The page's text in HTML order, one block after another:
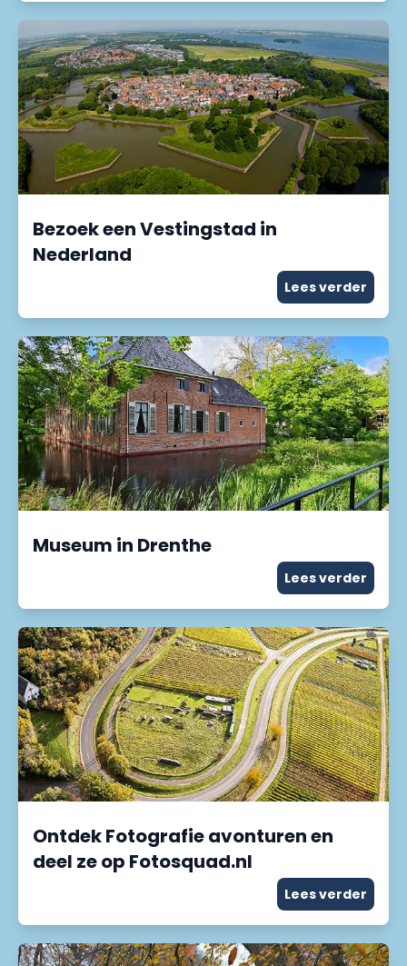
Bezoek een Vestingstad in
Nederland
Lees verder
Museum in Drenthe
Lees verder
Ontdek Fotografie avonturen en
deel ze op Fotosquad.nl
Lees verder